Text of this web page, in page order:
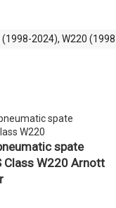
(1998-2024), W220
spate
Class W220 Arnott